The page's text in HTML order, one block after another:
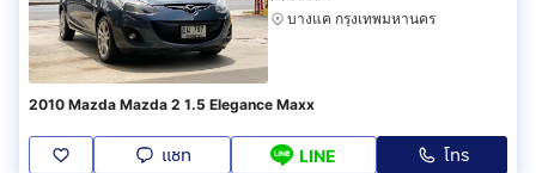
บางแค กรุงเทพมหานคร
2010 Mazda Mazda 2 1.5 Elegance Maxx
แชท LINE โทร